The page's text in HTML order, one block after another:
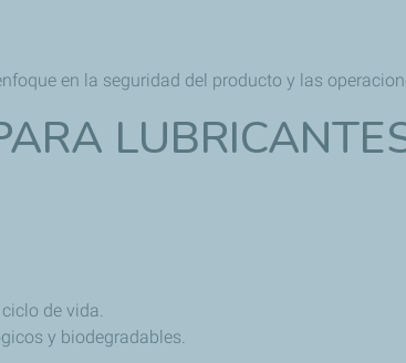
en la seguridad del producto y las
de vida.
y biodegradables.